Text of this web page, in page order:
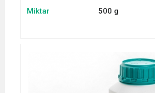
Miktar 500 g